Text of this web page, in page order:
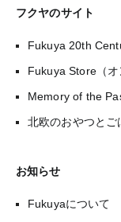
フクヤのサイト
Fukuya 20th
Fukuya Store（オ
Memory of the
北欧のおやつとご
お知らせ
Fukuyaについて